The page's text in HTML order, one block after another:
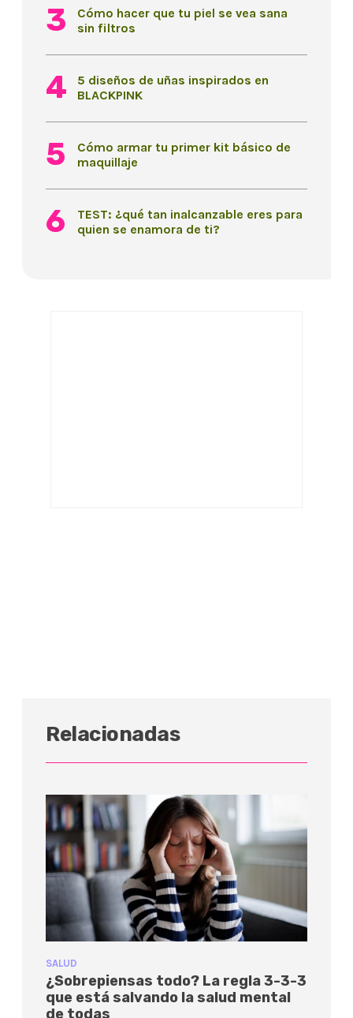
Cómo hacer que tu piel se vea sana
sin filtros
5 diseños de uñas inspirados en
BLACKPINK
Cómo armar tu primer kit básico de
maquillaje
TEST: ¿qué tan inalcanzable eres para
quien se enamora de ti?
Relacionadas
SALUD
¿Sobrepiensas todo? La regla 3-3-3
que está salvando la salud mental
de todas